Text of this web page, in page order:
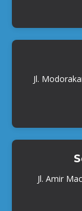
Jl.
Jl. Amir